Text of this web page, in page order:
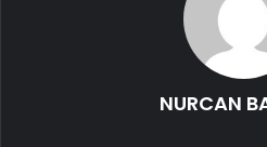
NURCAN